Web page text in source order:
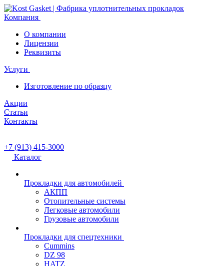
Компания
О компании
Лицензии
Реквизиты
Услуги
Изготовление по образцу
Акции
Статьи
Контакты
+7 (913) 415-3000
Каталог
Прокладки для автомобилей
АКПП
Отопительные системы
Легковые автомобили
Грузовые автомобили
Прокладки для спецтехники
Cummins
DZ 98
HATZ